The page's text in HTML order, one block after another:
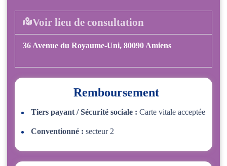
Voir lieu de consultation
36 Avenue du Royaume-Uni, 80090 Amiens
Remboursement
Tiers payant / Sécurité sociale : Carte vitale acceptée
Conventionné : secteur 2